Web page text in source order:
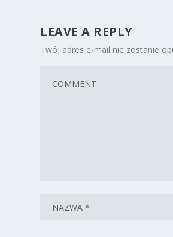
LEAVE A REPLY
Twój adres e-mail nie zostanie